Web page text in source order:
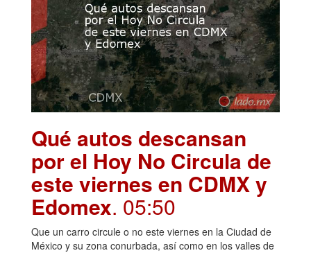
Qué autos descansan
por el Hoy No Circula de
este viernes en CDMX y
Edomex. 05:50
Que un carro circule o no este viernes en la Ciudad de
México y su zona conurbada, así como en los valles de